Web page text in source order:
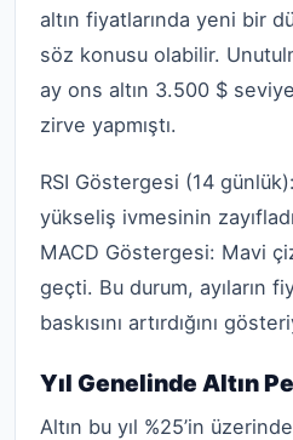
altın fiyatlarında yeni bir
söz konusu olabilir.
ay ons altın 3.500 $
zirve yapmıştı.
RSI Göstergesi (14
yükseliş ivmesinin
MACD Göstergesi: Mavi
geçti. Bu durum, ayıların
baskısını artırdığını
Yıl Genelinde Altın
Altın bu yıl %25’in